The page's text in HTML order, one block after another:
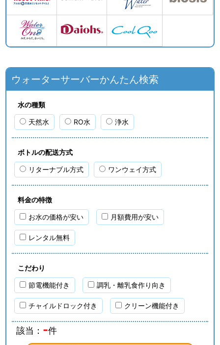
ウォーターサーバーかんたん検索
水の種類
天然水 RO水 浄水
ボトルの配送方式
リターナブル方式 ワンウェイ方式
料金の特徴
お水の価格が安い 月額費用が安い
レンタル無料
こだわり
節電機能付き 調乳・離乳食作り向き
チャイルドロック付き クリーン機能付き
該当： -件